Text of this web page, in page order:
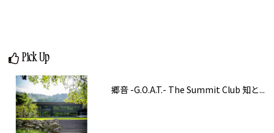
Pick Up
郷音 -G.O.A.T.- The Summit Club 知と...